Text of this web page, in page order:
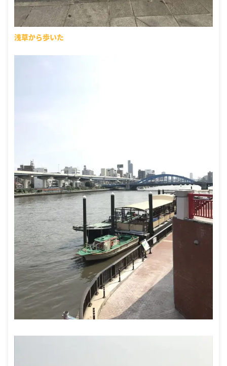
浅草から歩いた